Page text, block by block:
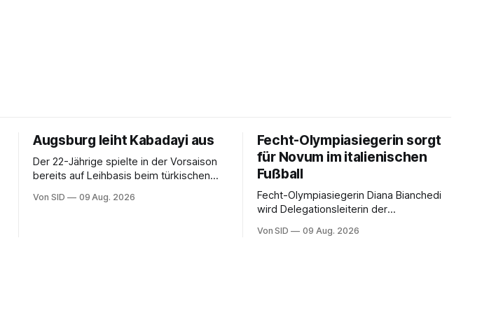
Augsburg leiht Kabadayi aus
Der 22-Jährige spielte in der Vorsaison
bereits auf Leihbasis beim türkischen
Von SID 09 Aug. 2026
Fecht-Olympiasiegerin sorgt
für Novum im italienischen
Fußball
Fecht-Olympiasiegerin Diana Bianchedi
wird Delegationsleiterin der
Von SID 09 Aug. 2026